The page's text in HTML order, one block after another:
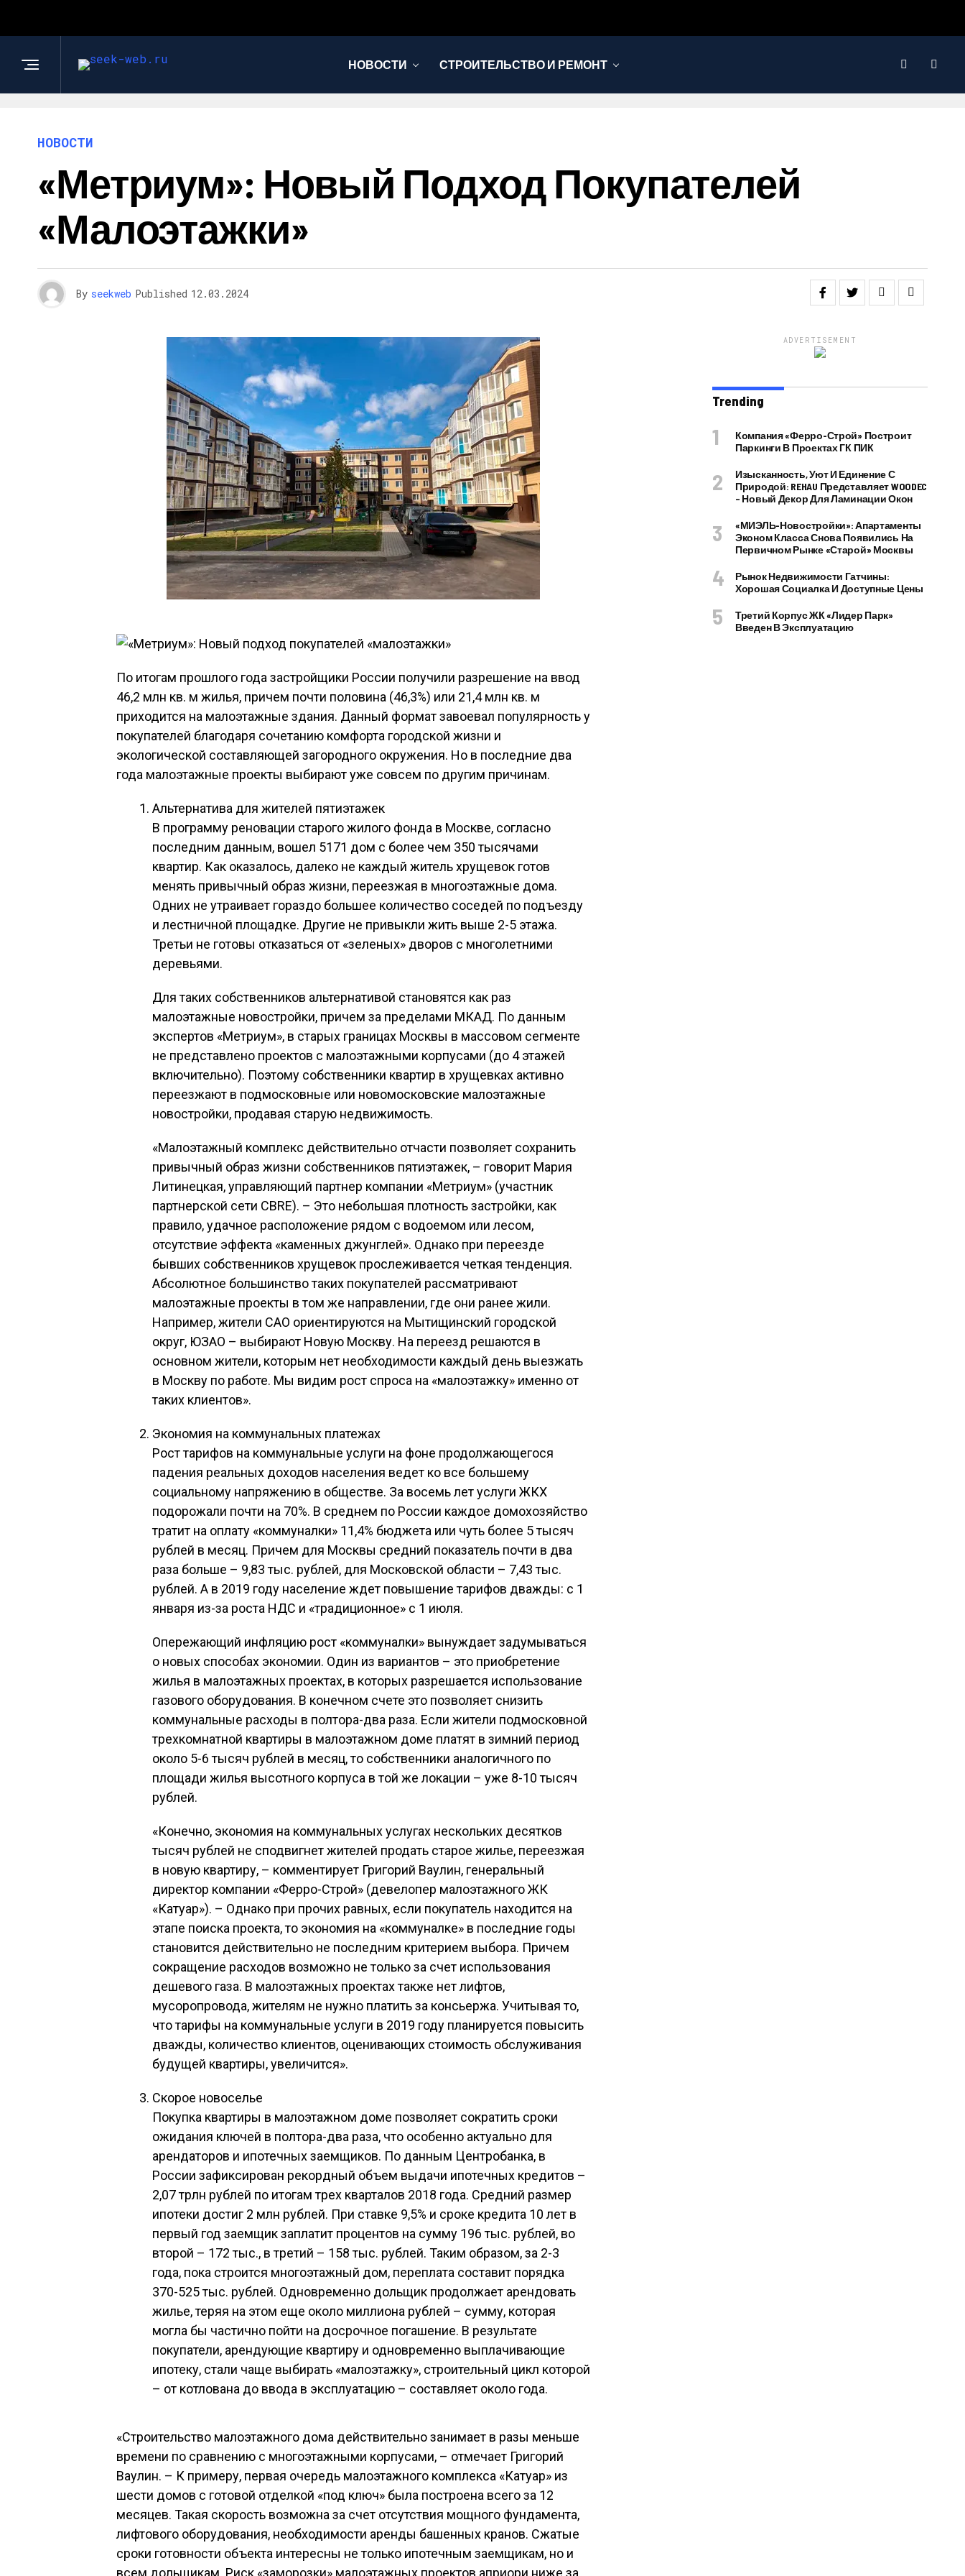
НОВОСТИ СТРОИТЕЛЬСТВО И РЕМОНТ
НОВОСТИ
«Метриум»: Новый Подход Покупателей
«малоэтажки»
By seekweb Published 12.03.2024
По итогам прошлого года застройщики России получили разрешение на ввод
46,2 млн кв. м жилья, причем почти половина (46,3%) или 21,4 млн кв. м
приходится на малоэтажные здания. Данный формат завоевал популярность у
покупателей благодаря сочетанию комфорта городской жизни и
экологической составляющей загородного окружения. Но в последние два
года малоэтажные проекты выбирают уже совсем по другим причинам.
Альтернатива для жителей пятиэтажек
В программу реновации старого жилого фонда в Москве, согласно
последним данным, вошел 5171 дом с более чем 350 тысячами
квартир. Как оказалось, далеко не каждый житель хрущевок готов
менять привычный образ жизни, переезжая в многоэтажные дома.
Одних не утраивает гораздо большее количество соседей по подъезду
и лестничной площадке. Другие не привыкли жить выше 2-5 этажа.
Третьи не готовы отказаться от «зеленых» дворов с многолетними
деревьями.
Для таких собственников альтернативой становятся как раз
малоэтажные новостройки, причем за пределами МКАД. По данным
экспертов «Метриум», в старых границах Москвы в массовом сегменте
не представлено проектов с малоэтажными корпусами (до 4 этажей
включительно). Поэтому собственники квартир в хрущевках активно
переезжают в подмосковные или новомосковские малоэтажные
новостройки, продавая старую недвижимость.
«Малоэтажный комплекс действительно отчасти позволяет сохранить
привычный образ жизни собственников пятиэтажек, – говорит Мария
Литинецкая, управляющий партнер компании «Метриум» (участник
партнерской сети CBRE). – Это небольшая плотность застройки, как
правило, удачное расположение рядом с водоемом или лесом,
отсутствие эффекта «каменных джунглей». Однако при переезде
бывших собственников хрущевок прослеживается четкая тенденция.
Абсолютное большинство таких покупателей рассматривают
малоэтажные проекты в том же направлении, где они ранее жили.
Например, жители САО ориентируются на Мытищинский городской
округ, ЮЗАО – выбирают Новую Москву. На переезд решаются в
основном жители, которым нет необходимости каждый день выезжать
в Москву по работе. Мы видим рост спроса на «малоэтажку» именно от
таких клиентов».
Экономия на коммунальных платежах
Рост тарифов на коммунальные услуги на фоне продолжающегося
падения реальных доходов населения ведет ко все большему
социальному напряжению в обществе. За восемь лет услуги ЖКХ
подорожали почти на 70%. В среднем по России каждое домохозяйство
тратит на оплату «коммуналки» 11,4% бюджета или чуть более 5 тысяч
рублей в месяц. Причем для Москвы средний показатель почти в два
раза больше – 9,83 тыс. рублей, для Московской области – 7,43 тыс.
рублей. А в 2019 году население ждет повышение тарифов дважды: с 1
января из-за роста НДС и «традиционное» с 1 июля.
Опережающий инфляцию рост «коммуналки» вынуждает задумываться
о новых способах экономии. Один из вариантов – это приобретение
жилья в малоэтажных проектах, в которых разрешается использование
газового оборудования. В конечном счете это позволяет снизить
коммунальные расходы в полтора-два раза. Если жители подмосковной
трехкомнатной квартиры в малоэтажном доме платят в зимний период
около 5-6 тысяч рублей в месяц, то собственники аналогичного по
площади жилья высотного корпуса в той же локации – уже 8-10 тысяч
рублей.
«Конечно, экономия на коммунальных услугах нескольких десятков
тысяч рублей не сподвигнет жителей продать старое жилье, переезжая
в новую квартиру, – комментирует Григорий Ваулин, генеральный
директор компании «Ферро-Строй» (девелопер малоэтажного ЖК
«Катуар»). – Однако при прочих равных, если покупатель находится на
этапе поиска проекта, то экономия на «коммуналке» в последние годы
становится действительно не последним критерием выбора. Причем
сокращение расходов возможно не только за счет использования
дешевого газа. В малоэтажных проектах также нет лифтов,
мусоропровода, жителям не нужно платить за консьержа. Учитывая то,
что тарифы на коммунальные услуги в 2019 году планируется повысить
дважды, количество клиентов, оценивающих стоимость обслуживания
будущей квартиры, увеличится».
Скорое новоселье
Покупка квартиры в малоэтажном доме позволяет сократить сроки
ожидания ключей в полтора-два раза, что особенно актуально для
арендаторов и ипотечных заемщиков. По данным Центробанка, в
России зафиксирован рекордный объем выдачи ипотечных кредитов –
2,07 трлн рублей по итогам трех кварталов 2018 года. Средний размер
ипотеки достиг 2 млн рублей. При ставке 9,5% и сроке кредита 10 лет в
первый год заемщик заплатит процентов на сумму 196 тыс. рублей, во
второй – 172 тыс., в третий – 158 тыс. рублей. Таким образом, за 2-3
года, пока строится многоэтажный дом, переплата составит порядка
370-525 тыс. рублей. Одновременно дольщик продолжает арендовать
жилье, теряя на этом еще около миллиона рублей – сумму, которая
могла бы частично пойти на досрочное погашение. В результате
покупатели, арендующие квартиру и одновременно выплачивающие
ипотеку, стали чаще выбирать «малоэтажку», строительный цикл которой
– от котлована до ввода в эксплуатацию – составляет около года.
«Строительство малоэтажного дома действительно занимает в разы меньше
времени по сравнению с многоэтажными корпусами, – отмечает Григорий
Ваулин. – К примеру, первая очередь малоэтажного комплекса «Катуар» из
шести домов с готовой отделкой «под ключ» была построена всего за 12
месяцев. Такая скорость возможна за счет отсутствия мощного фундамента,
лифтового оборудования, необходимости аренды башенных кранов. Сжатые
сроки готовности объекта интересны не только ипотечным заемщикам, но и
всем дольщикам. Риск «заморозки» малоэтажных проектов априори ниже за
ADVERTISEMENT
Trending
Компания «Ферро-Строй» Построит
Паркинги В Проектах ГК ПИК
Изысканность, Уют И Единение С
Природой: REHAU Представляет WOODEC
– Новый Декор Для Ламинации Окон
«МИЭЛЬ-Новостройки»: Апартаменты
Эконом Класса Снова Появились На
Первичном Рынке «старой» Москвы
Рынок Недвижимости Гатчины:
Хорошая Социалка И Доступные Цены
Третий Корпус ЖК «Лидер Парк»
Введен В Эксплуатацию